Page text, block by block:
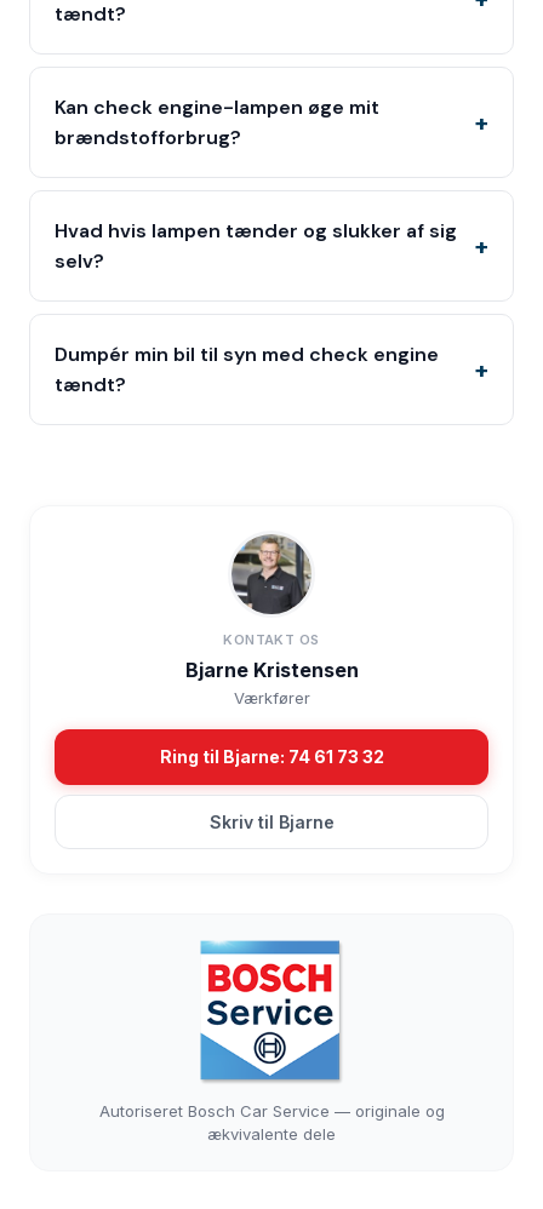
tændt?
Kan check engine-lampen øge mit
brændstofforbrug?
Hvad hvis lampen tænder og slukker af sig
selv?
Dumpér min bil til syn med check engine
tændt?
KONTAKT OS
Bjarne Kristensen
Værkfører
Ring til Bjarne: 74 61 73 32
Skriv til Bjarne
Autoriseret Bosch Car Service — originale og
ækvivalente dele